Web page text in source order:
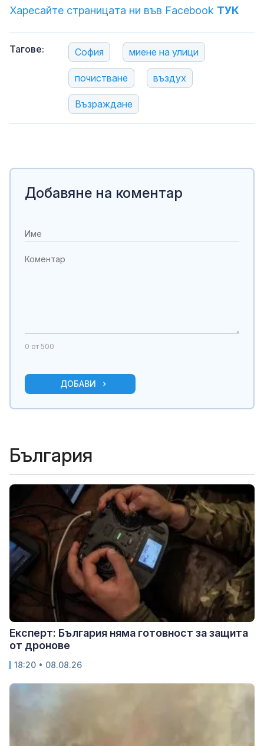
Харесайте страницата ни във Facebook ТУК
Тагове: София миене на улици
почистване въздух
Възраждане
Добавяне на коментар
0 от 500
ДОБАВИ
България
Експерт: България няма готовност за защита
от дронове
18:20 • 08.08.26